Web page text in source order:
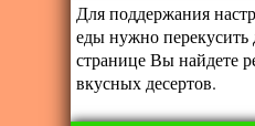
Для поддержания
еды нужно перекусить
странице Вы найдете
вкусных десертов.